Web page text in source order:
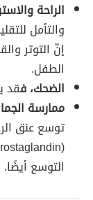
الراحة
والتأمل
إنّ التوتر
الطفل.
الضحك، فقد
ممارسة
توسع عنق
التوسع أيضًا.